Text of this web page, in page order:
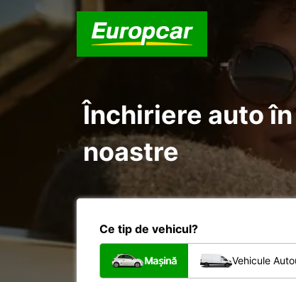
Închiriere auto
noastre
Ce tip de vehicul?
Mașină Vehicule